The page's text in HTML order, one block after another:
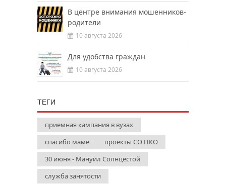
В центре внимания мошенников-
родители
10 августа 2026
Для удобства граждан
10 августа 2026
ТЕГИ
приемная кампания в вузах
спасибо маме
проекты СО НКО
30 июня - Мануил Солнцестой
служба занятости